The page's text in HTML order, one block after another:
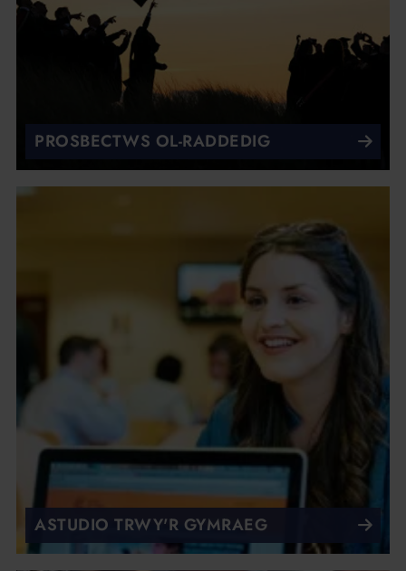
PROSBECTWS OL-RADDEDIG
ASTUDIO TRWY'R GYMRAEG